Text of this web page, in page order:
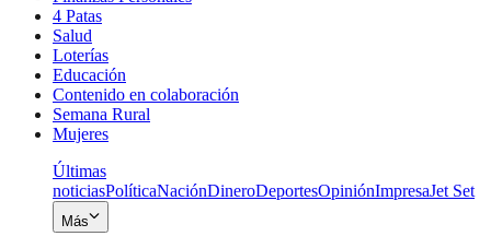
4 Patas
Salud
Loterías
Educación
Contenido en colaboración
Semana Rural
Mujeres
Últimas
noticiasPolíticaNaciónDineroDeportesOpiniónImpresaJet Set
Más